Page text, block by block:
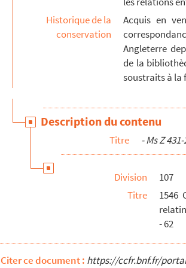
Ms Z 564 à Z 568. Ms Z 564 à Z 568 - Fonds
Ms Z 569 à Z 570
Ms Z 571-1 à Z 571-16. Ms Z 571-1 à Z 571-
Ms Z 610 à Z 620. Ms Z 610 à Z 620 - Fonds
Historique de la
conservation
Acquis en
Angleterre
de la
soustraits à la
Description du contenu
Titre - Ms Z
Division
107
Titre
1546
- 62
Citer ce document : https://ccfr.bnf.fr/